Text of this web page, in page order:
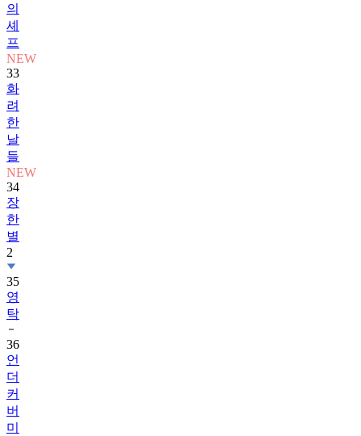
의
셰
프
NEW
33
화
려
한
날
들
NEW
34
장
한
별
2
35
영
탁
36
언
더
커
버
미